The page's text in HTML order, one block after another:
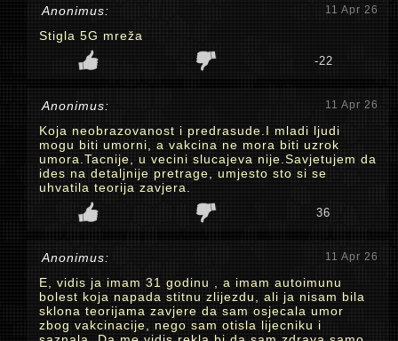
Anonimus: 11 Apr 26
Stigla 5G mreža
-22
Anonimus: 11 Apr 26
Koja neobrazovanost i predrasude.I mladi ljudi
mogu biti umorni, a vakcina ne mora biti uzrok
umora.Tacnije, u vecini slucajeva nije.Savjetujem da
ides na detaljnije pretrage, umjesto sto si se
uhvatila teorija zavjera.
36
Anonimus: 11 Apr 26
E, vidis ja imam 31 godinu , a imam autoimunu
bolest koja napada stitnu zlijezdu, ali ja nisam bila
sklona teorijama zavjere da sam osjecala umor
zbog vakcinacije, nego sam otisla lijecniku i